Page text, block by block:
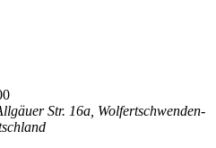
Str. 16a, Wolfertschwenden-